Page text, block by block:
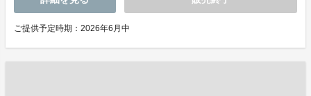
ご提供予定時期：2026年6月中